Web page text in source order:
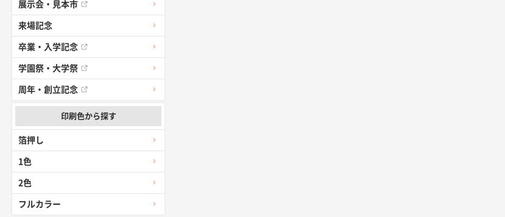
展示会・見本市
来場記念
卒業・入学記念
学園祭・大学祭
周年・創立記念
印刷色から探す
箔押し
1色
2色
フルカラー